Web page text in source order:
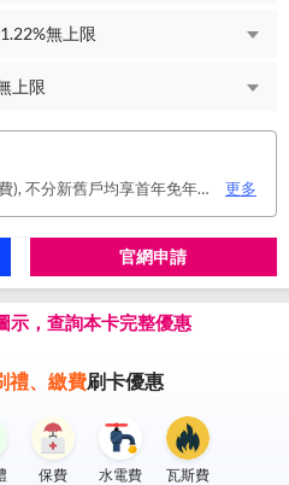
無上限
上限
次年年費：2000元(有條件免年費), 不分新舊戶均享首年免年費，第二年起符合以下條件享年費優惠辦法： 1.使用非紙本帳單(電子帳單或行動帳單)終身免年費。 2.前一年消費滿8 萬或 12 次享次年免年費。
更多
官網申請
示，查詢本卡完整優惠
禮、繳費刷卡優惠
保費 水電費 瓦斯費